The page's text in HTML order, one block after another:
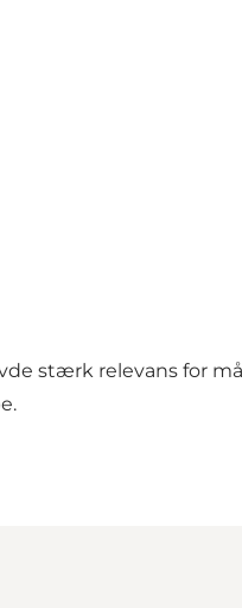
stærk relevans for